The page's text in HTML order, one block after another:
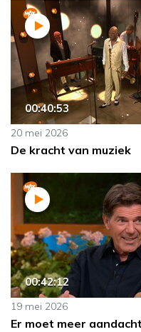
00:40:53
20 mei 2026
De kracht van muziek
00:42:12
19 mei 2026
Er moet meer